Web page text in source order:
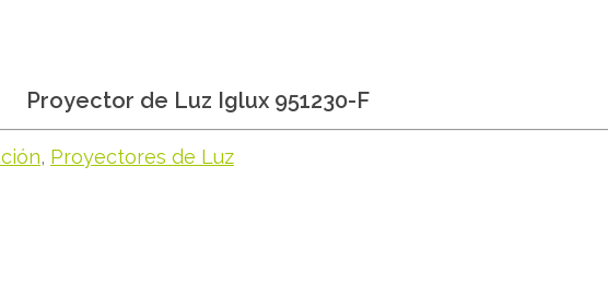
Proyector de Luz Iglux 951230-F
, Proyectores de Luz